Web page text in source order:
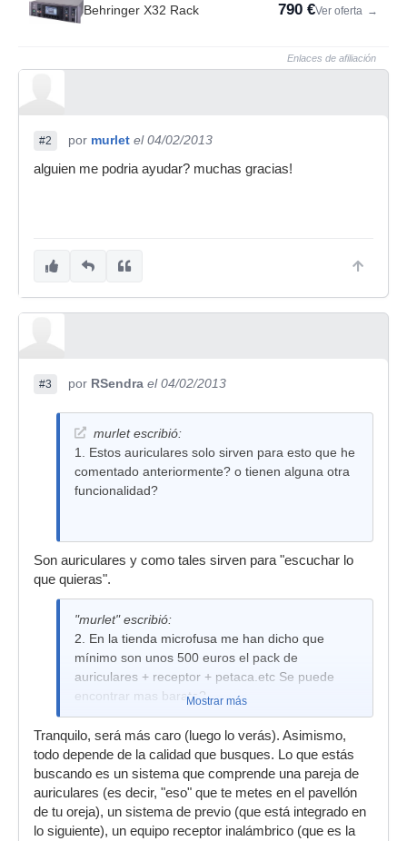
Behringer X32 Rack 790 €Ver oferta →
Enlaces de afiliación
#2 por murlet el 04/02/2013
alguien me podria ayudar? muchas gracias!
#3 por RSendra el 04/02/2013
murlet escribió:
1. Estos auriculares solo sirven para esto que he
comentado anteriormente? o tienen alguna otra
funcionalidad?
Son auriculares y como tales sirven para "escuchar lo
que quieras".
"murlet" escribió:
2. En la tienda microfusa me han dicho que
mínimo son unos 500 euros el pack de
auriculares + receptor + petaca.etc Se puede
encontrar mas barato?Mostrar más
Tranquilo, será más caro (luego lo verás). Asimismo,
todo depende de la calidad que busques. Lo que estás
buscando es un sistema que comprende una pareja de
auriculares (es decir, "eso" que te metes en el pavellón
de tu oreja), un sistema de previo (que está integrado en
lo siguiente), un equipo receptor inalámbrico (que es la